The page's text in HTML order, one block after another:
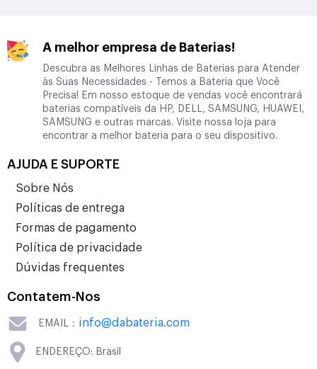
A melhor empresa de Baterias!
Descubra as Melhores Linhas de Baterias para Atender
às Suas Necessidades - Temos a Bateria que Você
Precisa! Em nosso estoque de vendas você encontrará
baterias compatíveis da HP, DELL, SAMSUNG, HUAWEI,
SAMSUNG e outras marcas. Visite nossa loja para
encontrar a melhor bateria para o seu dispositivo.
AJUDA E SUPORTE
Sobre Nós
Políticas de entrega
Formas de pagamento
Política de privacidade
Dúvidas frequentes
Contatem-Nos
EMAIL： info@dabateria.com
ENDEREÇO: Brasil